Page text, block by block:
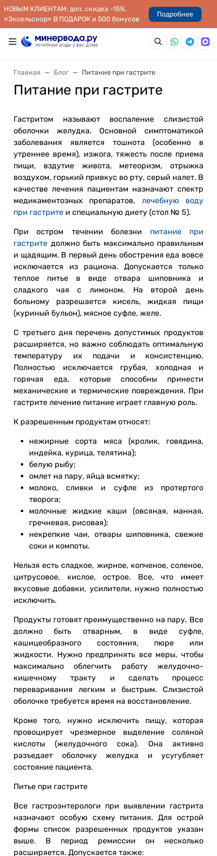
НОВЫМ КЛИЕНТАМ: доп. скидка -15%,
«Эксельсиор» В ПОДАРОК и 500 бонусов
Подробнее
Главная Блог Питание при гастрите
Питание при гастрите
Гастритом называют воспаление слизистой
оболочки желудка. Основной симптоматикой
заболевания является тошнота (особенно в
утреннее время), изжога, тяжесть после приема
пищи, вздутие живота, метеоризм, отрыжка
воздухом, горький привкус во рту, серый налет. В
качестве лечения пациентам назначают спектр
медикаментозных препаратов, лечебную воду
при гастрите и специальную диету (стол № 5).
При остром течении болезни питание при
гастрите должно быть максимально правильным
и щадящим. В первый день обострения еда вовсе
исключается из рациона. Допускается только
теплое питье в виде отвара шиповника и
сладкого чая с лимоном. На второй день
больному разрешается кисель, жидкая пищи
(куриный бульон), мясное суфле, желе.
С третьего дня перечень допустимых продуктов
расширяется, но важно соблюдать оптимальную
температуру их подачи и консистенцию.
Полностью исключается грубая, холодная и
горячая еда, которые способны принести
механические и термические повреждения. При
гастрите лечение питание играет главную роль.
К разрешенным продуктам относят:
нежирные сорта мяса (кролик, говядина,
индейка, курица, телятина);
белую рыбу;
омлет на пару, яйца всмятку;
молоко, сливки и суфле из протертого
творога;
молочные жидкие каши (овсяная, манная,
гречневая, рисовая);
некрепкие чаи, отвары шиповника, свежие
соки и компоты.
Нельзя есть сладкое, жирное, копченое, соленое,
цитрусовое, кислое, острое. Все, что имеет
вкусовые добавки, усилители, нужно полностью
исключить.
Продукты готовят преимущественно на пару. Все
должно быть отварным, в виде суфле,
кашицеобразного состояния, пюре или
жидкости. Нужно предпринять все меры, чтобы
максимально облегчить работу желудочно-
кишечному тракту и сделать процесс
переваривания легким и быстрым. Слизистой
оболочке требуется время на восстановление.
Кроме того, нужно исключить пищу, которая
провоцирует чрезмерное выделение соляной
кислоты (желудочного сока). Она активно
разъедает оболочку желудка и усугубляет
состояние пациента.
Питье при гастрите
Все гастроэнтерологи при выявлении гастрита
назначают особую схему питания. Для острой
формы список разрешенных продуктов указан
выше. В период ремиссии он несколько
расширяется. Допускается также: